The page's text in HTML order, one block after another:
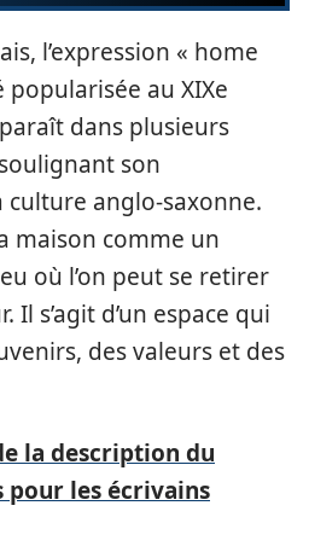
l’expression « home
au XIXe
dans plusieurs
son
anglo-saxonne.
maison comme un
où l’on peut se retirer
s’agit d’un espace qui
des valeurs et des
la description du
pour les écrivains